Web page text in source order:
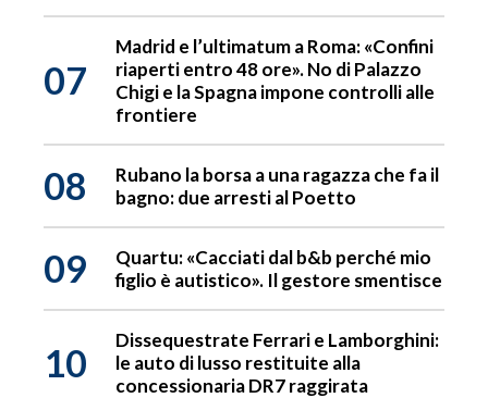
07
Madrid e l’ultimatum a Roma: «Confini
riaperti entro 48 ore». No di Palazzo
Chigi e la Spagna impone controlli alle
frontiere
08
Rubano la borsa a una ragazza che fa il
bagno: due arresti al Poetto
09
Quartu: «Cacciati dal b&b perché mio
figlio è autistico». Il gestore smentisce
10
Dissequestrate Ferrari e Lamborghini:
le auto di lusso restituite alla
concessionaria DR7 raggirata